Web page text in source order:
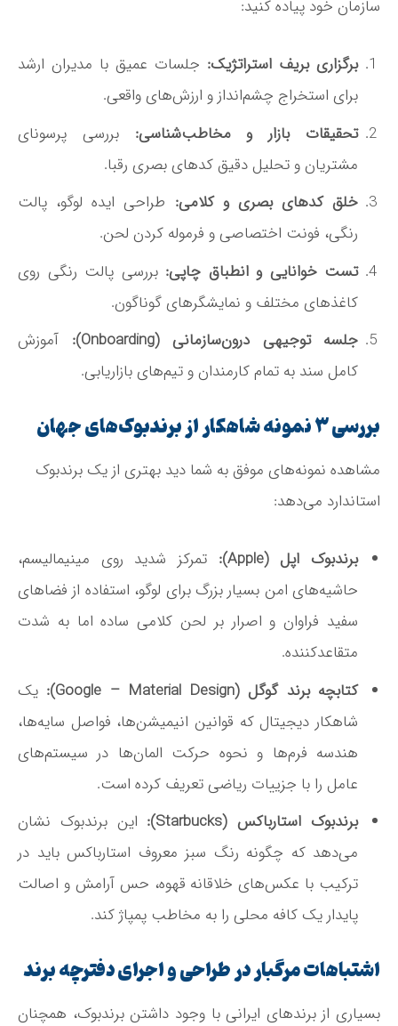
سازمان خود پیاده کنید:
برگزاری بریف استراتژیک: جلسات عمیق با مدیران ارشد
برای استخراج چشم‌انداز و ارزش‌های واقعی.
تحقیقات بازار و مخاطب‌شناسی: بررسی پرسونای
مشتریان و تحلیل دقیق کدهای بصری رقبا.
خلق کدهای بصری و کلامی: طراحی ایده لوگو، پالت
رنگی، فونت اختصاصی و فرموله کردن لحن.
تست خوانایی و انطباق چاپی: بررسی پالت رنگی روی
کاغذهای مختلف و نمایشگرهای گوناگون.
جلسه توجیهی درون‌سازمانی (Onboarding):
آموزش
کامل سند به تمام کارمندان و تیم‌های بازاریابی.
بررسی ۳ نمونه شاهکار از برندبوک‌های جهان
مشاهده نمونه‌های موفق به شما دید بهتری از یک برندبوک
استاندارد می‌دهد:
برندبوک اپل (Apple):
تمرکز شدید روی مینیمالیسم،
حاشیه‌های امن بسیار بزرگ برای لوگو، استفاده از فضاهای
سفید فراوان و اصرار بر لحن کلامی ساده اما به شدت
متقاعدکننده.
کتابچه برند گوگل (Google – Material Design):
یک
شاهکار دیجیتال که قوانین انیمیشن‌ها، فواصل سایه‌ها،
هندسه فرم‌ها و نحوه حرکت المان‌ها در سیستم‌های
عامل را با جزییات ریاضی تعریف کرده است.
برندبوک استارباکس (Starbucks):
این برندبوک نشان
می‌دهد که چگونه رنگ سبز معروف استارباکس باید در
ترکیب با عکس‌های خلاقانه قهوه، حس آرامش و اصالت
پایدار یک کافه محلی را به مخاطب پمپاژ کند.
اشتباهات مرگبار در طراحی و اجرای دفترچه برند
بسیاری از برندهای ایرانی با وجود داشتن برندبوک، همچنان